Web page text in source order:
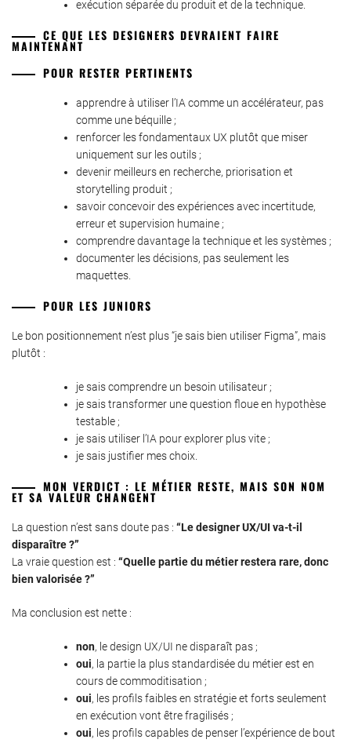
exécution séparée du produit et de la technique.
CE QUE LES DESIGNERS DEVRAIENT FAIRE
MAINTENANT
POUR RESTER PERTINENTS
apprendre à utiliser l’IA comme un accélérateur, pas
comme une béquille ;
renforcer les fondamentaux UX plutôt que miser
uniquement sur les outils ;
devenir meilleurs en recherche, priorisation et
storytelling produit ;
savoir concevoir des expériences avec incertitude,
erreur et supervision humaine ;
comprendre davantage la technique et les systèmes ;
documenter les décisions, pas seulement les
maquettes.
POUR LES JUNIORS
Le bon positionnement n’est plus “je sais bien utiliser Figma”, mais
plutôt :
je sais comprendre un besoin utilisateur ;
je sais transformer une question floue en hypothèse
testable ;
je sais utiliser l’IA pour explorer plus vite ;
je sais justifier mes choix.
MON VERDICT : LE MÉTIER RESTE, MAIS SON NOM
ET SA VALEUR CHANGENT
La question n’est sans doute pas : “Le designer UX/UI va-t-il
disparaître ?”
La vraie question est : “Quelle partie du métier restera rare, donc
bien valorisée ?”
Ma conclusion est nette :
non, le design UX/UI ne disparaît pas ;
oui, la partie la plus standardisée du métier est en
cours de commoditisation ;
oui, les profils faibles en stratégie et forts seulement
en exécution vont être fragilisés ;
oui, les profils capables de penser l’expérience de bout